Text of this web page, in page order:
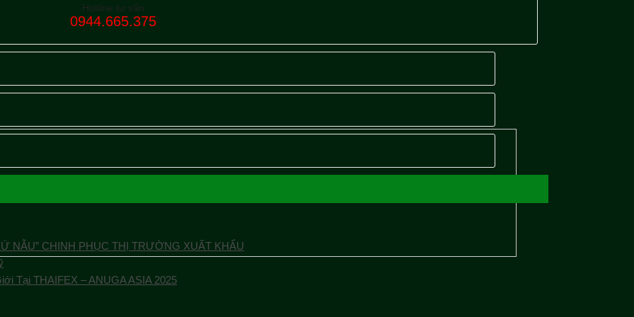
Hotline tư vấn
0944.665.375
NẪU” CHINH PHỤC THỊ TRƯỜNG XUẤT KHẨU
Tại THAIFEX – ANUGA ASIA 2025